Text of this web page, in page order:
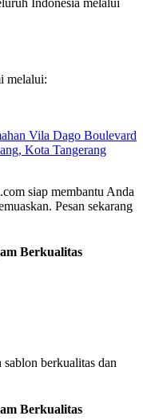
melalui:
Vila Dago Boulevard
Kota Tangerang
siap membantu Anda
Pesan sekarang
Berkualitas
sablon berkualitas dan
Berkualitas